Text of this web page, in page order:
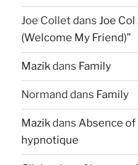
Joe Colletdans Joe Col
(Welcome My Friend)”
Mazikdans Family
Normand dans Family
Mazikdans Absence
hypnotique